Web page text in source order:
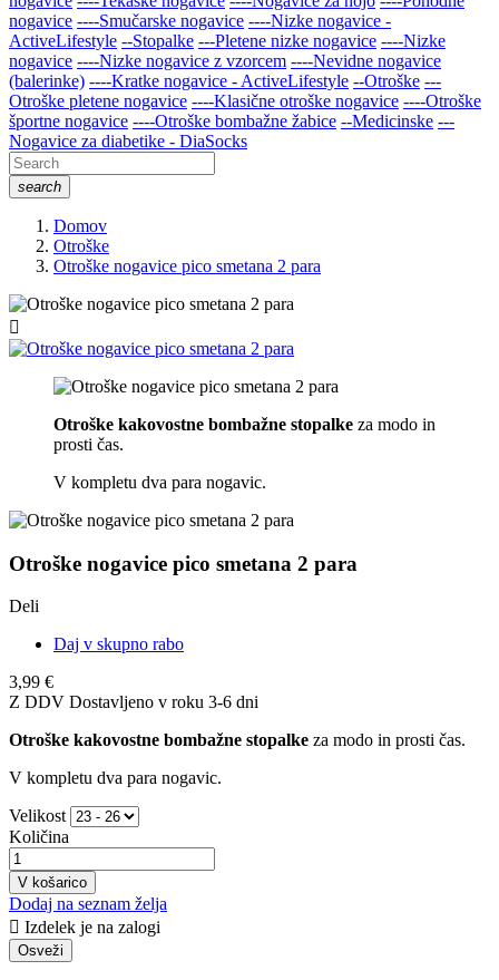
nogavice ----Smučarske nogavice ----Nizke nogavice -
ActiveLifestyle --Stopalke ---Pletene nizke nogavice ----Nizke
nogavice ----Nizke nogavice z vzorcem ----Nevidne nogavice
(balerinke) ----Kratke nogavice - ActiveLifestyle --Otroške ---
Otroške pletene nogavice ----Klasične otroške nogavice ----Otroške
športne nogavice ----Otroške bombažne žabice --Medicinske ---
Nogavice za diabetike - DiaSocks
search
Domov
Otroške
Otroške nogavice pico smetana 2 para

Otroške kakovostne bombažne stopalke za modo in
prosti čas.
V kompletu dva para nogavic.
Otroške nogavice pico smetana 2 para
Deli
Daj v skupno rabo
3,99 €
Z DDV Dostavljeno v roku 3-6 dni
Otroške kakovostne bombažne stopalke za modo in prosti čas.
V kompletu dva para nogavic.
Velikost
Količina
V košarico
Dodaj na seznam želja
 Izdelek je na zalogi